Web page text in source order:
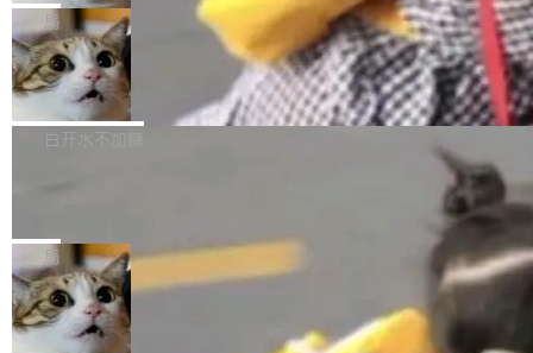
断从他嘴里说出来分量不同。Hugging Face 是
全球最大的开源 AI 平台，上面跑着上百万个模
型。谁在开源赛道上领先，...
aw 是 Shelley 的作者，一个开源 AI coding age
nt。他最近在博客上写了一篇文章，核心论点很
简单：开发者工具必须开源。 理由不是传统的自
由软件情怀，而是一个跟 AI agent 直接相关的
技术判断。 两行 prompt 就能个性化任何软件 C
会变成一场开源 Agent 生态的路演。 8月1日，
DeepSeek Harness 团队负责人崔添翼（tiany
i）在 X 上发帖： 「如果你是 Agent Harness 相
关开源项目的开发者，希望参加 DeepSeek Har
ness 的内测，可以回复或私信联系我。请附上
Harness 负责把能力落到真实环境中——调用工
具、读写文件、管理上下文、处理错误、完成闭
环。崔添翼招人的标...
局
商汤 SenseNova U1.5-Lite-Preview
开源
商汤科技宣布面向社区开源轻量级统一多模态模
型的预览版本 SenseNova U1.5-Lite-Preview。
理解、推理、生成与编辑，还仅以 8B-MoT 的轻
量大小，将能力推进到4K、更精细的真实质感、
更复杂的视觉控制和可持续迭代编辑。 相比 U
1，U1.5-Lite-Preview 在以下方向上带来了显著
白开水不加糖
nap。这次是 hwctl——一个用来检查 Ubuntu
硬件认证状态的命令行工具。 Canonical 工程师
Alan Griffiths 在邮件列表中说得很直白：「hwc
tl 是一个 Ubuntu 专有的包，它和它的依赖项都
局
Dario Amodei 担心新人来 Anthropic
只为金钱，不为使命
顶级 AI 研究员在两家公司之间来回跳，中间只